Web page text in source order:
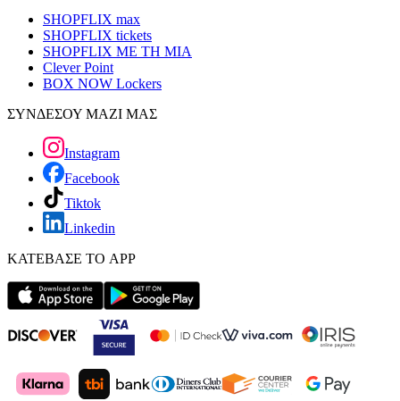
SHOPFLIX max
SHOPFLIX tickets
SHOPFLIX ΜΕ ΤΗ ΜΙΑ
Clever Point
BOX NOW Lockers
ΣΥΝΔΕΣΟΥ ΜΑΖΙ ΜΑΣ
Instagram
Facebook
Tiktok
Linkedin
ΚΑΤΕΒΑΣΕ ΤΟ APP